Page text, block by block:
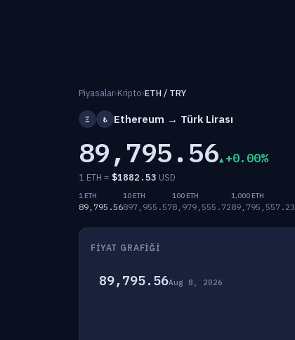
Piyasalar›Kripto›ETH / TRY
Ξ ₺ Ethereum → Türk Lirası
89,795.56 +0.00%
1 ETH = $1882.53 USD
1 ETH
89,795.56
10 ETH
897,955.57
100 ETH
8,979,555.72
1,000 ETH
89,795,557.23
FIYAT GRAFIĞI
89,795.56Aug 8, 2026